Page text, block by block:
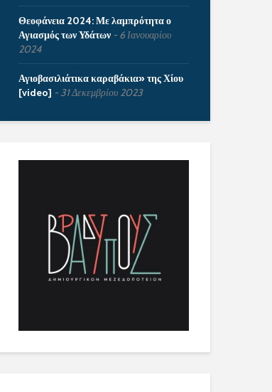
Θεοφάνεια 2024: Με λαμπρότητα ο
Αγιασμός των Υδάτων
6 Ιανουαρίου
2024
Αγιοβασιλιάτικα καραβάκια» της Χίου
[video]
31 Δεκεμβρίου 2023